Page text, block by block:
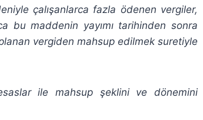
çalışanlarca fazla ödenen vergiler,
bu maddenin yayımı tarihinden sonra
vergiden mahsup edilmek suretiyle
ile mahsup şeklini ve dönemini